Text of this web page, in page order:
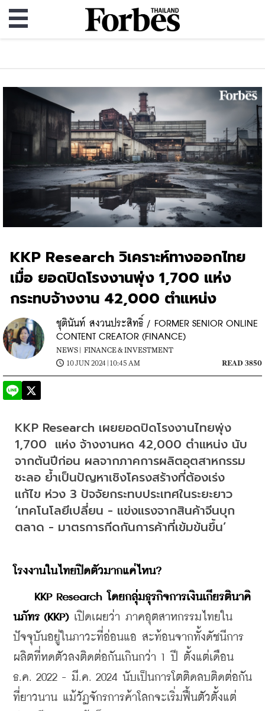
KKP Research วิเคราะห์ทางออกไทย
เมื่อ ยอดปิดโรงงานพุ่ง 1,700 แห่ง
กระทบจ้างงาน 42,000 ตำแหน่ง
ชุตินันท์ สงวนประสิทธิ์ / FORMER SENIOR ONLINE
CONTENT CREATOR (FINANCE)
NEWS | FINANCE & INVESTMENT
10 JUN 2024 | 10:45 AM
READ 3850
KKP Research เผยยอดปิดโรงงานไทยพุ่ง
1,700  แห่ง จ้างงานหด 42,000 ตำแหน่ง นับ
จากต้นปีก่อน ผลจากภาคการผลิตอุตสาหกรรม
ชะลอ ย้ำเป็นปัญหาเชิงโครงสร้างที่ต้องเร่ง
แก้ไข ห่วง 3 ปัจจัยกระทบประเทศในระยะยาว
‘เทคโนโลยีเปลี่ยน - แข่งแรงจากสินค้าจีนบุก
ตลาด - มาตรการกีดกันการค้าที่เข้มข้นขึ้น’
โรงงานในไทยปิดตัวมากแค่ไหน?
KKP Research โดยกลุ่มธุรกิจการเงินเกียรตินาคิ
นภัทร (KKP) เปิดเผยว่า ภาคอุตสาหกรรมไทยใน
ปัจจุบันอยู่ในภาวะที่อ่อนแอ สะท้อนจากทั้งดัชนีการ
ผลิตที่หดตัวลงติดต่อกันเกินกว่า 1 ปี ตั้งแต่เดือน
ธ.ค. 2022 - มี.ค. 2024 นับเป็นการโตติดลบติดต่อกัน
ที่ยาวนาน แม้วัฏจักรการค้าโลกจะเริ่มฟื้นตัวตั้งแต่